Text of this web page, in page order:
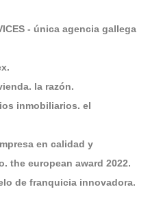
- única agencia gallega
la razón.
inmobiliarios. el
en calidad y
the european award 2022.
de franquicia innovadora.